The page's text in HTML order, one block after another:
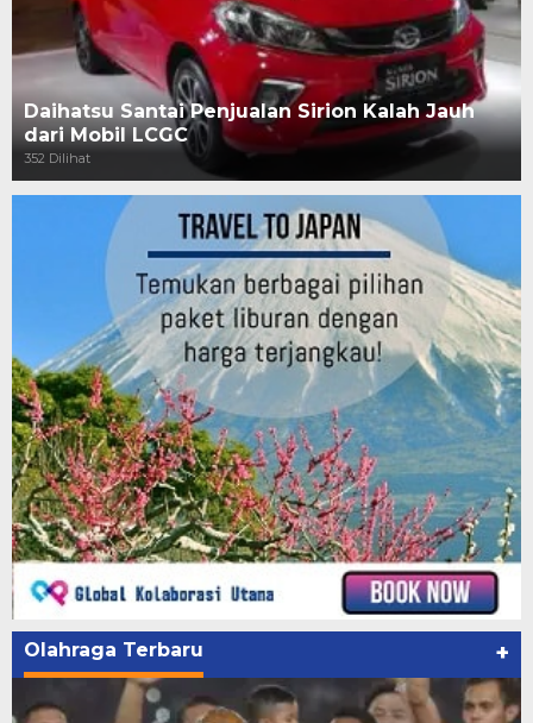
Daihatsu Santai Penjualan Sirion Kalah Jauh
dari Mobil LCGC
352 Dilihat
Olahraga Terbaru +